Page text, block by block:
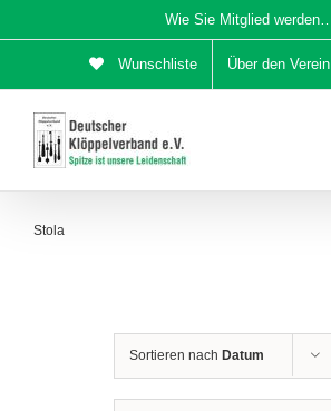
Inhalt
Wie Sie Mitglied werden…
Wunschliste Über den Verein
Stola
Sortieren nach Datum